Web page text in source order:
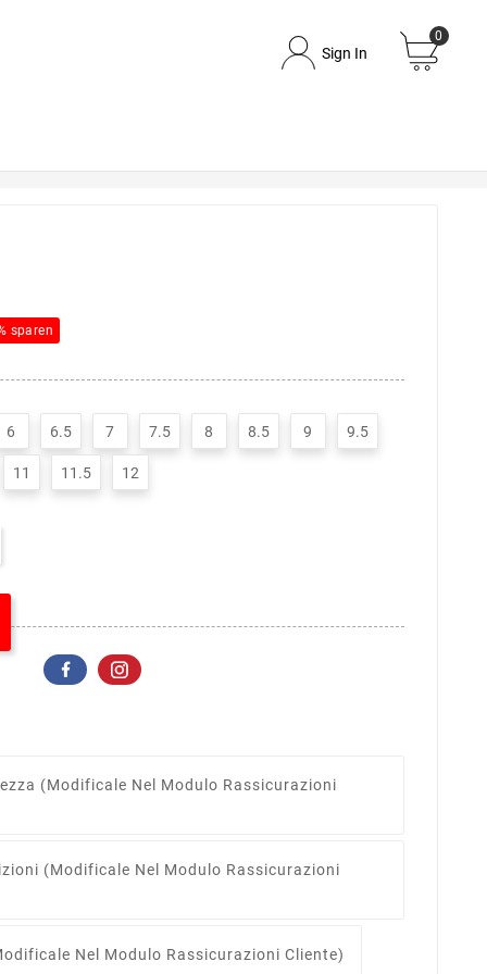
Sign In
0
sparen
6 6.5 7 7.5 8 8.5 9 9.5
11 11.5 12
(modificale Nel Modulo Rassicurazioni
(modificale Nel Modulo Rassicurazioni
Nel Modulo Rassicurazioni Cliente)